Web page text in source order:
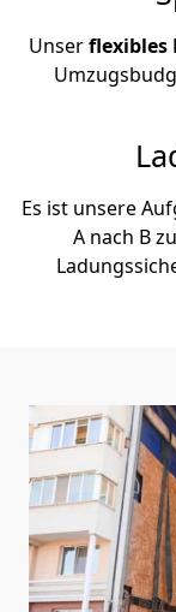
Unserflexibles
Es ist unsere
A nach B